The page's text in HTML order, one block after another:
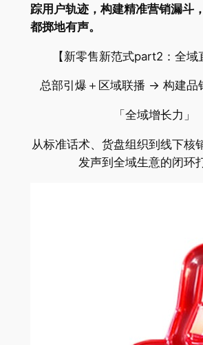
踪用户轨迹，构建精准营销漏斗
都掷地有声。
【新零售新范式part2：全域
总部引爆＋区域联播 → 构建品
「全域增长力」
从标准话术、货盘组织到线下核
发声到全域生意的闭环